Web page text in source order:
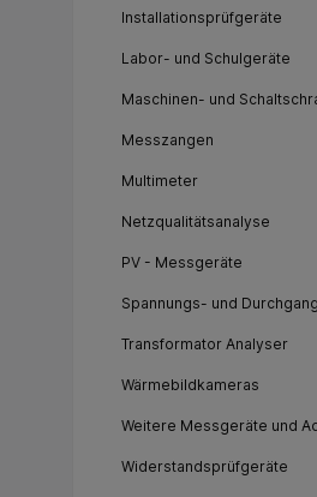
Installationsprüfgeräte
Labor- und Schulgeräte
Maschinen- und
Messzangen
Multimeter
Netzqualitätsanalyse
PV - Messgeräte
Spannungs- und
Transformator Analyser
Wärmebildkameras
Weitere Messgeräte und
Widerstandsprüfgeräte